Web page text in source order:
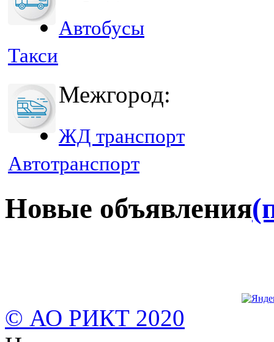
Автобусы
Такси
Межгород:
ЖД транспорт
Автотранспорт
Новые объявления
© АО РИКТ 2020